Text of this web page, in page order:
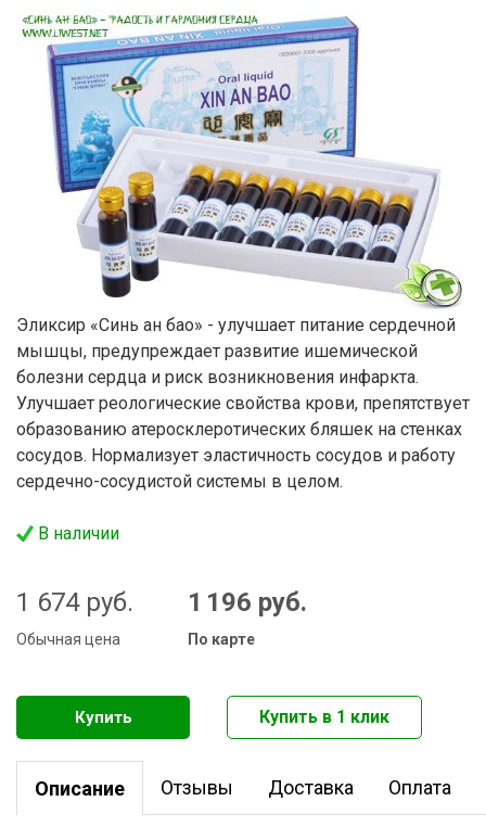
Эликсир «Синь ан бао» - улучшает питание сердечной
мышцы, предупреждает развитие ишемической
болезни сердца и риск возникновения инфаркта.
Улучшает реологические свойства крови, препятствует
образованию атеросклеротических бляшек на стенках
сосудов. Нормализует эластичность сосудов и работу
сердечно-сосудистой системы в целом.
В наличии
1 674 руб.
Обычная цена
1 196 руб.
По карте
Описание Отзывы Доставка Оплата